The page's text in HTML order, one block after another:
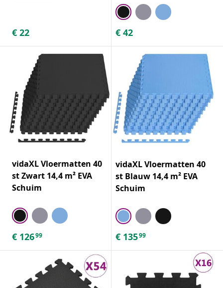
€ 22 € 42
vidaXL Vloermatten 40
st Zwart 14,4 m² EVA
Schuim
€ 12699
vidaXL Vloermatten 40
st Blauw 14,4 m² EVA
Schuim
€ 13599